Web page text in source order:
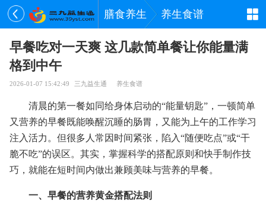
膳食养生 养生食谱
早餐吃对一天爽 这几款简单餐让你能量满
格到中午
2026-01-07 15:42:49 三九益生通 养生食谱
清晨的第一餐如同给身体启动的“能量钥匙”，一顿简单
又营养的早餐既能唤醒沉睡的肠胃，又能为上午的工作学习
注入活力。但很多人常因时间紧张，陷入“随便吃点”或“干
脆不吃”的误区。其实，掌握科学的搭配原则和快手制作技
巧，就能在短时间内做出兼顾美味与营养的早餐。
一、早餐的营养黄金搭配法则